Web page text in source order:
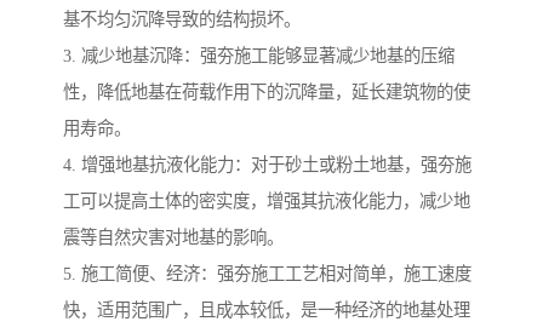
基不均匀沉降导致的结构损坏。
3. 减少地基沉降：强夯施工能够显著减少地基的压缩
性，降低地基在荷载作用下的沉降量，延长建筑物的使
用寿命。
4. 增强地基抗液化能力：对于砂土或粉土地基，强夯施
工可以提高土体的密实度，增强其抗液化能力，减少地
震等自然灾害对地基的影响。
5. 施工简便、经济：强夯施工工艺相对简单，施工速度
快，适用范围广，且成本较低，是一种经济的地基处理